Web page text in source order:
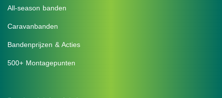
All-season banden
Caravanbanden
Bandenprijzen & Acties
500+ Montagepunten